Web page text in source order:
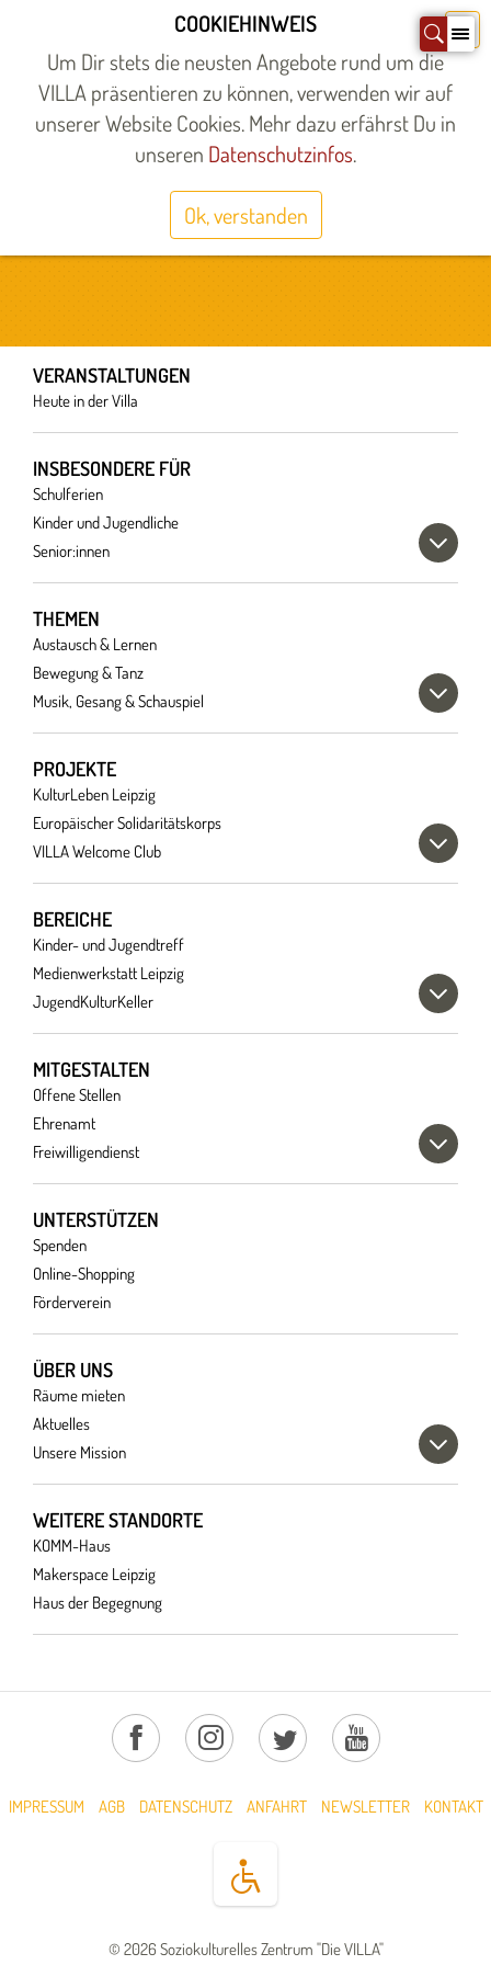
COOKIEHINWEIS
Um Dir stets die neusten Angebote rund um die
VILLA präsentieren zu können, verwenden wir auf
unserer Website Cookies. Mehr dazu erfährst Du in
unseren Datenschutzinfos.
Ok, verstanden
X
springen
Startseite»
Bitte senden Sie Ihre Anfrage direkt an
birgit.grunewald@villa-leipzig.de
VERANSTALTUNGEN
Heute in der Villa
INSBESONDERE FÜR
Schulferien
Kinder und Jugendliche
Senior:innen
THEMEN
Austausch & Lernen
Bewegung & Tanz
Musik, Gesang & Schauspiel
PROJEKTE
KulturLeben Leipzig
Europäischer Solidaritätskorps
VILLA Welcome Club
BEREICHE
Kinder- und Jugendtreff
Medienwerkstatt Leipzig
JugendKulturKeller
MITGESTALTEN
Offene Stellen
Ehrenamt
Freiwilligendienst
UNTERSTÜTZEN
Spenden
Online-Shopping
Förderverein
ÜBER UNS
Räume mieten
Aktuelles
Unsere Mission
WEITERE STANDORTE
KOMM-Haus
Makerspace Leipzig
Haus der Begegnung
© 2026 Soziokulturelles Zentrum "Die VILLA"
IMPRESSUM AGB DATENSCHUTZ ANFAHRT NEWSLETTER KONTAKT